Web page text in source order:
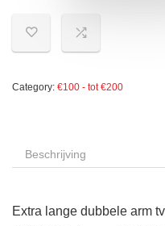
Category: €100 - tot €200
Beschrijving
Extra lange dubbele arm